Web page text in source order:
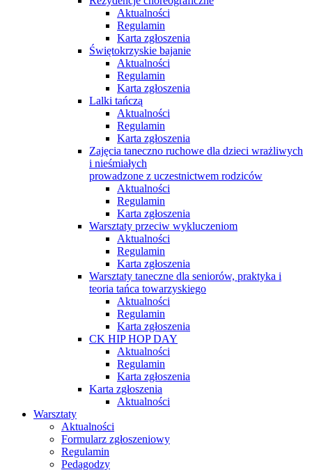
Aktualności
Regulamin
Karta zgłoszenia
Świętokrzyskie bajanie
Aktualności
Regulamin
Karta zgłoszenia
Lalki tańczą
Aktualności
Regulamin
Karta zgłoszenia
Zajęcia taneczno ruchowe dla dzieci wrażliwych
i nieśmiałych
prowadzone z uczestnictwem rodziców
Aktualności
Regulamin
Karta zgłoszenia
Warsztaty przeciw wykluczeniom
Aktualności
Regulamin
Karta zgłoszenia
Warsztaty taneczne dla seniorów, praktyka i
teoria tańca towarzyskiego
Aktualności
Regulamin
Karta zgłoszenia
CK HIP HOP DAY
Aktualności
Regulamin
Karta zgłoszenia
Karta zgłoszenia
Aktualności
Warsztaty
Aktualności
Formularz zgłoszeniowy
Regulamin
Pedagodzy